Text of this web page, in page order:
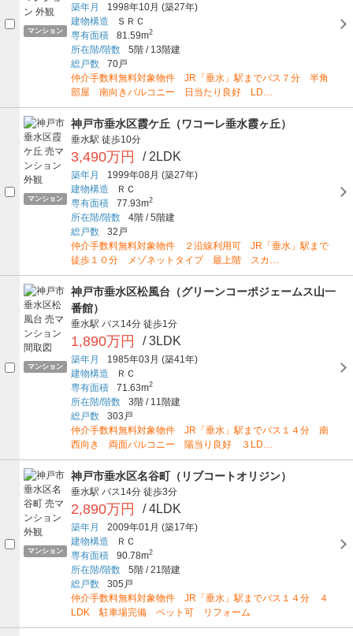
マンション
築年月 1998年10月 (築27年)
建物構造
ＳＲＣ
専有面積
81.59m2
所在階/階数 5階 /13階建
総戸数
70戸
仲介手数料無料対象物件 JR「垂水」駅までバス７分 半角
部屋 南向きバルコニー 日当たり良好 LD…
マンション
神戸市垂水区霞ケ丘（ワコーレ垂水霞ヶ丘）
垂水駅 徒歩10分
3,490万円 / 2LDK
築年月 1999年08月 (築27年)
建物構造
ＲＣ
専有面積
77.93m2
所在階/階数 4階 /5階建
総戸数
32戸
仲介手数料無料対象物件 ２沿線利用可 JR「垂水」駅まで
徒歩１０分 メゾネットタイプ 最上階 スカ…
マンション
神戸市垂水区松風台（グリーンコーポジェームス山一
番館）
垂水駅 バス14分 徒歩1分
1,890万円 / 3LDK
築年月 1985年03月 (築41年)
建物構造
ＲＣ
専有面積
71.63m2
所在階/階数 3階 /11階建
総戸数
303戸
仲介手数料無料対象物件 JR「垂水」駅までバス１４分 南
西向き 両面バルコニー 陽当り良好 ３LD…
マンション
神戸市垂水区名谷町（リブコートオリジン）
垂水駅 バス14分 徒歩3分
2,890万円 / 4LDK
築年月 2009年01月 (築17年)
建物構造
ＲＣ
専有面積
90.78m2
所在階/階数 5階 /21階建
総戸数
305戸
仲介手数料無料対象物件 JR「垂水」駅までバス１４分 ４
LDK 駐車場完備 ペット可 リフォーム